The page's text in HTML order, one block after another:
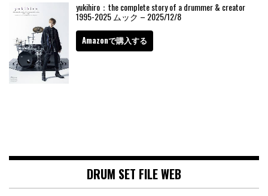
yukihiro：the complete story of a drummer & creator
1995-2025 ムック – 2025/12/8
Amazonで購入する
DRUM SET FILE WEB